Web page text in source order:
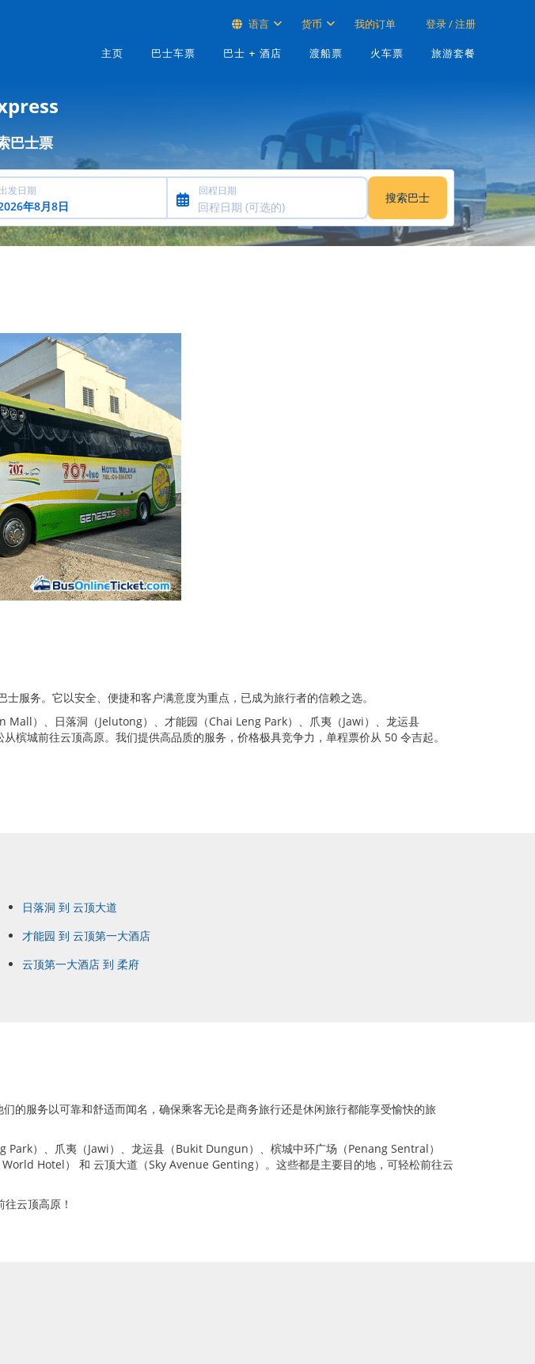
语言 货币 我的订单 登录 / 注册
主页 巴士车票 巴士 + 酒店 渡船票 火车票 旅游套餐
巴士票
出发日期 回程日期
服务。它以安全、便捷和客户满意度为重点，已成为旅行者的信赖之选。
）、日落洞（Jelutong）、才能园（Chai Leng Park）、爪夷（Jawi）、龙运县
城前往云顶高原。我们提供高品质的服务，价格极具竞争力，单程票价从 50 令吉起。
日落洞 到 云顶大道
才能园 到 云顶第一大酒店
云顶第一大酒店 到 柔府
的服务以可靠和舒适而闻名，确保乘客无论是商务旅行还是休闲旅行都能享受愉快的旅
）、爪夷（Jawi）、龙运县（Bukit Dungun）、槟城中环广场（Penang Sentral）
Hotel） 和 云顶大道（Sky Avenue Genting）。这些都是主要目的地，可轻松前往云
云顶高原！